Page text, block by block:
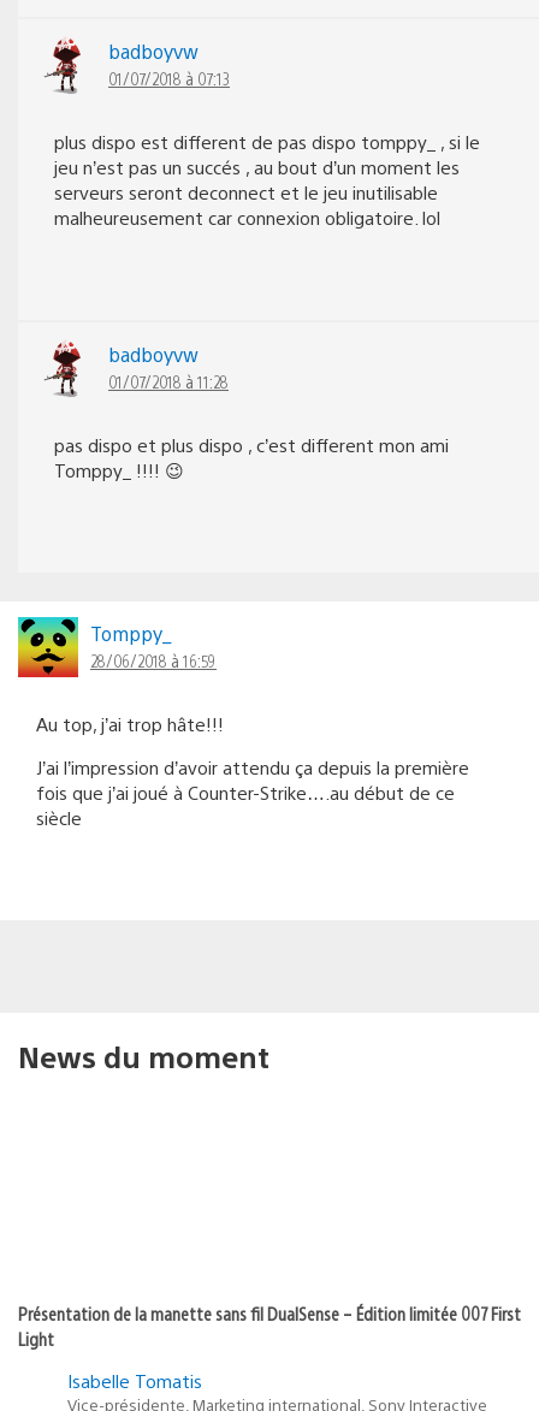
badboyvw
01/07/2018 à 07:13
plus dispo est different de pas dispo tomppy_ , si le
jeu n’est pas un succés , au bout d’un moment les
serveurs seront deconnect et le jeu inutilisable
malheureusement car connexion obligatoire. lol
badboyvw
01/07/2018 à 11:28
pas dispo et plus dispo , c’est different mon ami
Tomppy_ !!!! 😉
Tomppy_
28/06/2018 à 16:59
Au top, j’ai trop hâte!!!
J’ai l’impression d’avoir attendu ça depuis la première
fois que j’ai joué à Counter-Strike….au début de ce
siècle
News du moment
Présentation de la manette sans fil DualSense – Édition limitée 007 First
Light
Isabelle Tomatis
Vice-présidente, Marketing international, Sony Interactive